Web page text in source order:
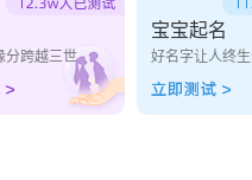
分跨越三世
宝宝起名
好名字让人终生